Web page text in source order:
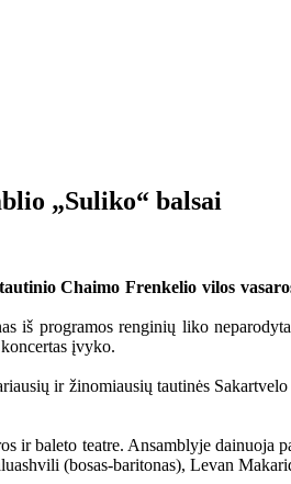
„Suliko“ balsai
Chaimo Frenkelio vilos
iš programos renginių liko
įvyko.
ir žinomiausių tautinės
baleto teatre. Ansamblyje dainuoja
(bosas-baritonas), Levan